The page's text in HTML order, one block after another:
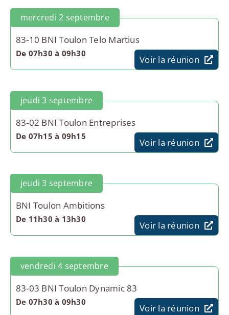
mercredi 2 septembre
83-10 BNI Toulon Telo Martius
De 07h30 à 09h30
Voir la réunion
jeudi 3 septembre
83-02 BNI Toulon Entreprises
De 07h15 à 09h15
Voir la réunion
jeudi 3 septembre
BNI Toulon Ambitions
De 11h30 à 13h30
Voir la réunion
vendredi 4 septembre
83-03 BNI Toulon Dynamic 83
De 07h30 à 09h30
Voir la réunion